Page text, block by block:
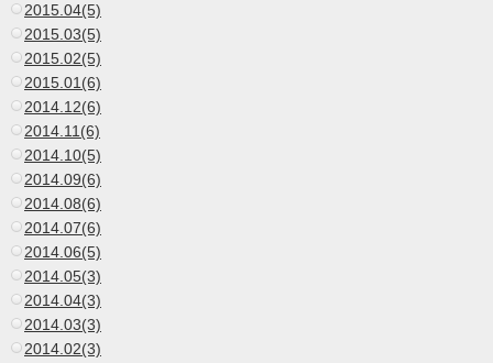
2015.04(5)
2015.03(5)
2015.02(5)
2015.01(6)
2014.12(6)
2014.11(6)
2014.10(5)
2014.09(6)
2014.08(6)
2014.07(6)
2014.06(5)
2014.05(3)
2014.04(3)
2014.03(3)
2014.02(3)